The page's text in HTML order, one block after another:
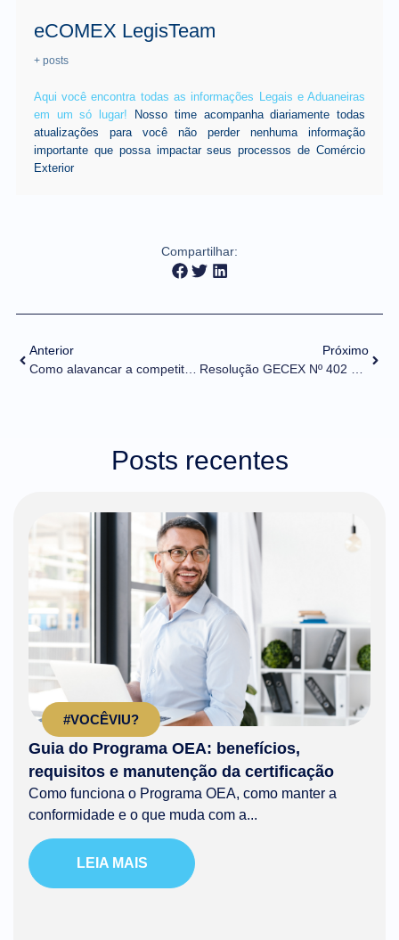
eCOMEX LegisTeam
+ posts
Aqui você encontra todas as informações Legais e Aduaneiras
em um só lugar! Nosso time acompanha diariamente todas
atualizações para você não perder nenhuma informação
importante que possa impactar seus processos de Comércio
Exterior
Compartilhar:
Anterior
Como alavancar a competitividade no mercado LATAM
Próximo
Resolução GECEX Nº 402 DE 22/09/2022 (DOU de 23/09/2022)
Posts recentes
#VOCÊVIU?
Guia do Programa OEA: benefícios,
requisitos e manutenção da certificação
Como funciona o Programa OEA, como manter a
conformidade e o que muda com a...
LEIA MAIS